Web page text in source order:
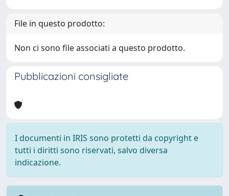
File in questo prodotto:
Non ci sono file associati a questo prodotto.
Pubblicazioni consigliate
I documenti in IRIS sono protetti da copyright e
tutti i diritti sono riservati, salvo diversa
indicazione.